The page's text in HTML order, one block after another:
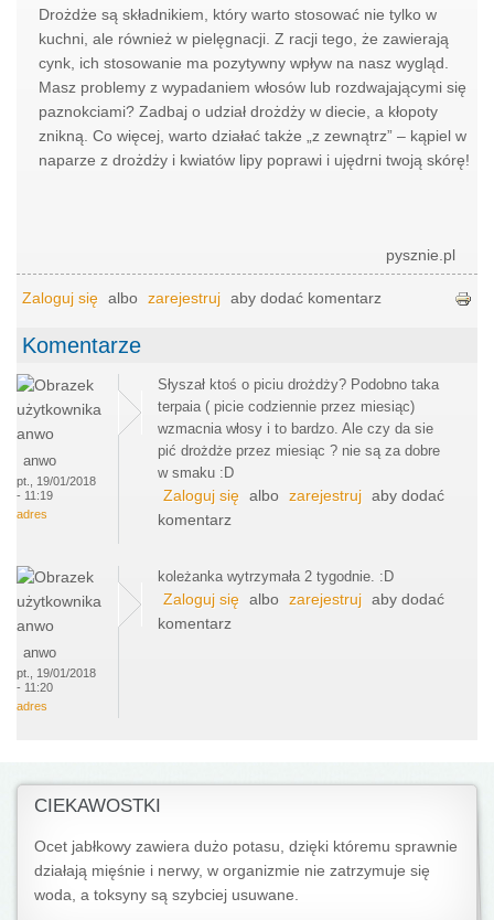
Drożdże są składnikiem, który warto stosować nie tylko w
kuchni, ale również w pielęgnacji. Z racji tego, że zawierają
cynk, ich stosowanie ma pozytywny wpływ na nasz wygląd.
Masz problemy z wypadaniem włosów lub rozdwajającymi się
paznokciami? Zadbaj o udział drożdży w diecie, a kłopoty
znikną. Co więcej, warto działać także „z zewnątrz” – kąpiel w
naparze z drożdży i kwiatów lipy poprawi i ujędrni twoją skórę!
pysznie.pl
Zaloguj się albo zarejestruj aby dodać komentarz
Komentarze
anwo
pt., 19/01/2018
- 11:19
adres
Słyszał ktoś o piciu drożdży? Podobno taka
terpaia ( picie codziennie przez miesiąc)
wzmacnia włosy i to bardzo. Ale czy da sie
pić drożdże przez miesiąc ? nie są za dobre
w smaku :D
Zaloguj się albo zarejestruj aby dodać
komentarz
anwo
pt., 19/01/2018
- 11:20
adres
koleżanka wytrzymała 2 tygodnie. :D
Zaloguj się albo zarejestruj aby dodać
komentarz
CIEKAWOSTKI
Ocet jabłkowy zawiera dużo potasu, dzięki któremu sprawnie
działają mięśnie i nerwy, w organizmie nie zatrzymuje się
woda, a toksyny są szybciej usuwane.